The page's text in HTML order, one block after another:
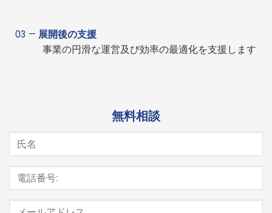
03 — 展開後の支援
事業の円滑な運営及び効率の最適化を支援します
無料相談